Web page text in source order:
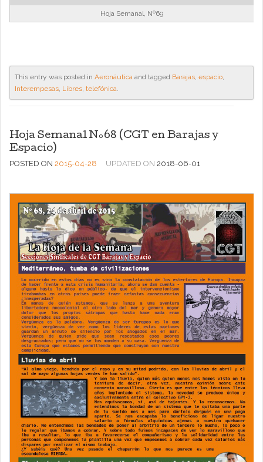
Hoja Semanal, Nº69
This entry was posted in Aeronáutica and tagged Barajas espacio
Interempesas Libres telefónica
Hoja Semanal Nº68 (CGT en Barajas y
Espacio)
POSTED ON 2015-04-28 UPDATED ON 2018-06-01